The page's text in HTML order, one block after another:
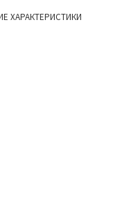
ХАРАКТЕРИСТИКИ